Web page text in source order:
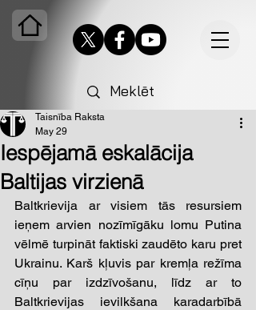
Iespējamā eskalācija
Baltijas virzienā
Taisnība Raksta
May 29
Baltkrievija ar visiem tās resursiem
ieņem arvien nozīmīgāku lomu Putina
vēlmē turpināt faktiski zaudēto karu pret
Ukrainu. Karš kļuvis par kremļa režīma
cīņu par izdzīvošanu, līdz ar to
Baltkrievijas ievilkšana karadarbībā